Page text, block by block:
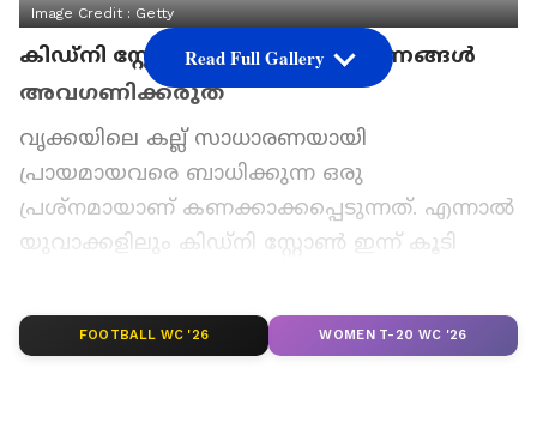
Image Credit :Getty
കിഡ്‌നി സ്റ്റോൺ ; ഈ ഏഴ് ലക്ഷണങ്ങൾ
അവ​ഗണിക്കരുത്
വൃക്കയിലെ കല്ല് സാധാരണയായി
പ്രായമായവരെ ബാധിക്കുന്ന ഒരു
പ്രശ്നമായാണ് കണക്കാക്കപ്പെടുന്നത്. എന്നാൽ
യുവാക്കളിലും കിഡ്നി സ്റ്റോൺ ഇന്ന് കൂടി
ഇടയിൽ പ്രായമുള്ളവരാണ്. വടക്കേ
ഇന്ത്യയിലുടനീളമുള്ള അസാധാരണമായ ചൂട്,
Read Full Gallery
FOOTBALL WC '26 WOMEN T-20 WC '26